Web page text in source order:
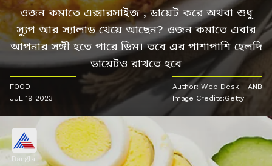
ওজন কমাতে এক্সারসাইজ , ডায়েট করে অথবা শুধু
স্যুপ আর স্যালাড খেয়ে আছেন? ওজন কমাতে এবার
আপনার সঙ্গী হতে পারে ডিম। তবে এর পাশাপাশি হেলদি
ডায়েটও রাখতে হবে
FOOD
JUL 19 2023
Author: Web Desk - ANB
Image Credits:Getty
Bangla